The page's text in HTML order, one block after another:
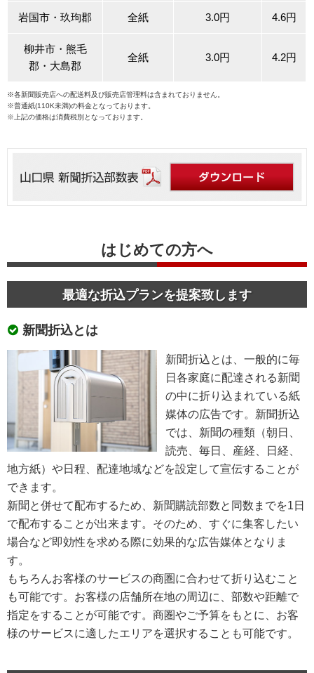
岩国市・玖玽郡 全紙 3.0円 4.6円
柳井市・熊毛
郡・大島郡
全紙 3.0円 4.2円
※各新聞販売店への配送料及び販売店管理料は含まれておりません。
※普通紙(110K未満)の料金となっております。
※上記の価格は消費税別となっております。
はじめての方へ
最適な折込プランを提案致します
新聞折込とは
新聞折込とは、一般的に毎
日各家庭に配達される新聞
の中に折り込まれている紙
媒体の広告です。新聞折込
では、新聞の種類（朝日、
読売、毎日、産経、日経、
地方紙）や日程、配達地域などを設定して宣伝することが
できます。
新聞と併せて配布するため、新聞購読部数と同数までを1日
で配布することが出来ます。そのため、すぐに集客したい
場合など即効性を求める際に効果的な広告媒体となりま
す。
もちろんお客様のサービスの商圏に合わせて折り込むこと
も可能です。お客様の店舗所在地の周辺に、部数や距離で
指定をすることが可能です。商圏やご予算をもとに、お客
様のサービスに適したエリアを選択することも可能です。